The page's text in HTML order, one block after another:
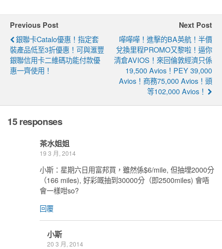
Previous Post
銀聯卡catalo優惠！指定套
裝產品低至3折優惠！可與滙豐
銀聯信用卡二維碼功能付款優
惠一齊使用！
Next Post
嘩嘩嘩！進擊的BA英航！半價
兌換里程PROMO又黎啦！逼你
清倉AVIOS！來回倫敦經濟只係
19,500 Avios！PEY 39,000
Avios！商務75,000 Avios！頭
等102,000 Avios！
15 responses
茶水姐姐
19 3 月, 2014
小斯：星期六日用富邦買，雖然係$6/mile, 但抽埋2000分
（166 miles), 好彩嘅抽到30000分（即2500miles) 會唔
會一樣咁so?
回覆
小斯
20 3 月, 2014